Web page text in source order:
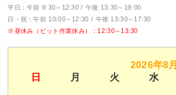
平日：午前 9:30～12:30 / 午後 13:30～19:00
日・祝：午前 10:00～12:30 / 午後 13:30～17:30
※昼休み（ピット作業休み）：12:30～13:30
2026年8月
日
月 火 水